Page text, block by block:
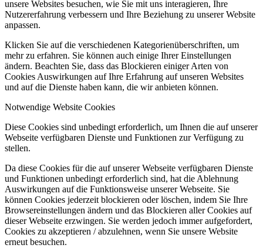
unsere Websites besuchen, wie Sie mit uns interagieren, Ihre
Nutzererfahrung verbessern und Ihre Beziehung zu unserer Website
anpassen.
Klicken Sie auf die verschiedenen Kategorienüberschriften, um
mehr zu erfahren. Sie können auch einige Ihrer Einstellungen
ändern. Beachten Sie, dass das Blockieren einiger Arten von
Cookies Auswirkungen auf Ihre Erfahrung auf unseren Websites
und auf die Dienste haben kann, die wir anbieten können.
Notwendige Website Cookies
Diese Cookies sind unbedingt erforderlich, um Ihnen die auf unserer
Webseite verfügbaren Dienste und Funktionen zur Verfügung zu
stellen.
Da diese Cookies für die auf unserer Webseite verfügbaren Dienste
und Funktionen unbedingt erforderlich sind, hat die Ablehnung
Auswirkungen auf die Funktionsweise unserer Webseite. Sie
können Cookies jederzeit blockieren oder löschen, indem Sie Ihre
Browsereinstellungen ändern und das Blockieren aller Cookies auf
dieser Webseite erzwingen. Sie werden jedoch immer aufgefordert,
Cookies zu akzeptieren / abzulehnen, wenn Sie unsere Website
erneut besuchen.